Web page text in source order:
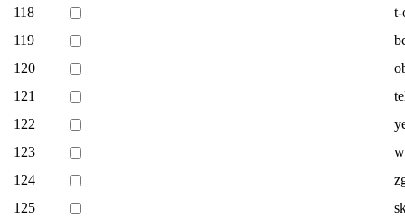
118
t-
119
120
121
122
123
124
125